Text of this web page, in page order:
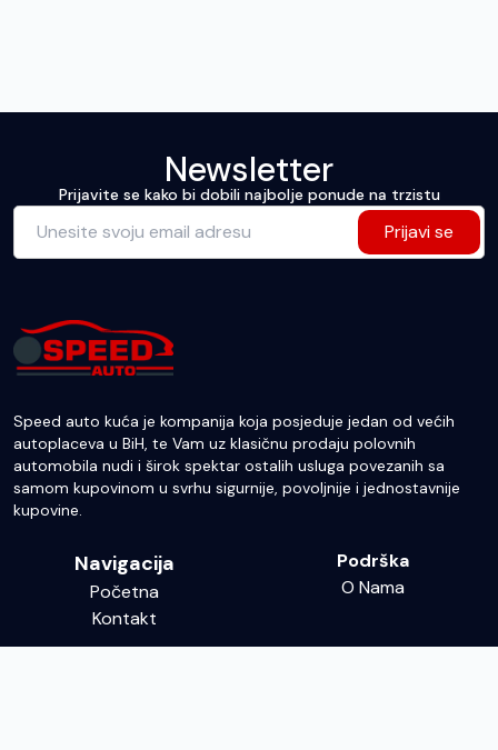
Newsletter
Prijavite se kako bi dobili najbolje ponude na trzistu
Prijavi se
Speed auto kuća je kompanija koja posjeduje jedan od većih
autoplaceva u BiH, te Vam uz klasičnu prodaju polovnih
automobila nudi i širok spektar ostalih usluga povezanih sa
samom kupovinom u svrhu sigurnije, povoljnije i jednostavnije
kupovine.
Navigacija
Početna
Kontakt
Podrška
O Nama